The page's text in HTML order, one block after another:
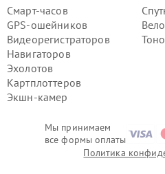
Мы принимаем
все формы оплаты
Смарт-часов
GPS-ошейников
Видеорегистраторов
Навигаторов
Эхолотов
Картплоттеров
Экшн-камер
Ремонт в г.Тольятти
Ремонт в г.Хабаровск
Ремонт в г.Томск
Ремонт в г.Ульяновск
Ремонт в г.
Ремонт в г.Архангельск
Ремонт в г.Астрахань
Белгород
Ремонт в г.
Ремонт в г. Брянск
Ремонт в г. Владивосток
Владикавказ
Политика